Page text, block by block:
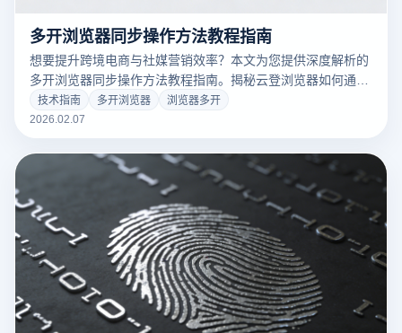
多开浏览器同步操作方法教程指南
想要提升跨境电商与社媒营销效率？本文为您提供深度解析的
多开浏览器同步操作方法教程指南。揭秘云登浏览器如何通过
毫秒级窗口同步技术，实现单人轻松管理百个账号。立即点
击，掌握让浏览器多开效率翻倍的实战秘籍！
技术指南 多开浏览器
浏览器多开
2026.02.07